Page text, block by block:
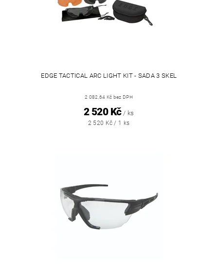
EDGE TACTICAL ARC LIGHT KIT - SADA 3 SKEL
2 082,64 Kč bez DPH
2 520 Kč / ks
2 520 Kč / 1 ks